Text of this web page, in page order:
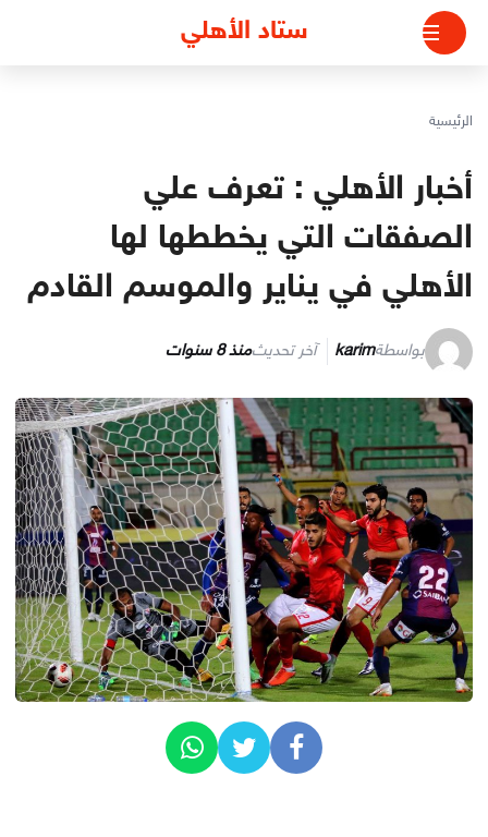
التجاوز
المحتوى
ستاد الأهلي
الرئيسية
أخبار الأهلي : تعرف علي
الصفقات التي يخططها لها
الأهلي في يناير والموسم القادم
بواسطةkarim آخر تحديثمنذ 8 سنوات